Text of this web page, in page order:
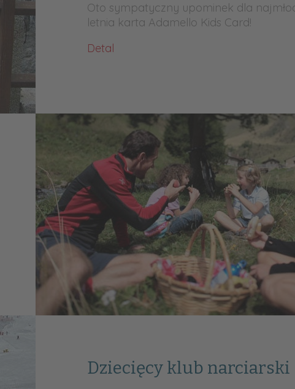
Oto sympatyczny upominek dla
letnia karta Adamello Kids Card!
Detal
Dziecięcy klub narciarski